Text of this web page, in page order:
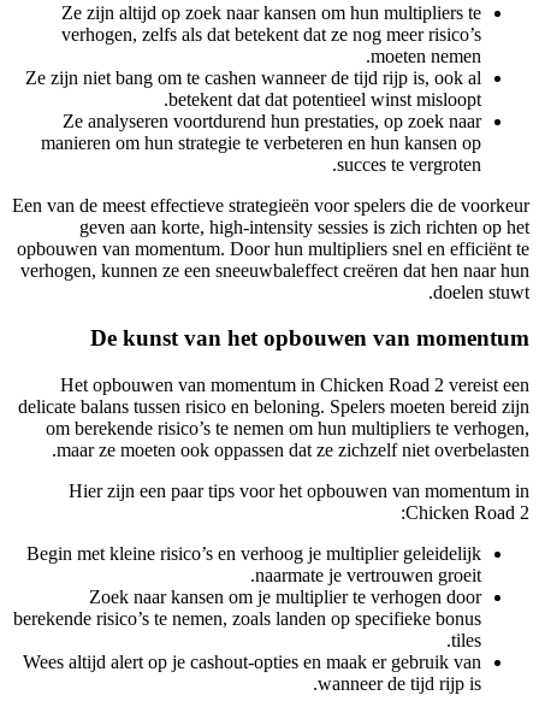
Ze zijn altijd op zoek naar kansen om hun multipliers te
verhogen, zelfs als dat betekent dat ze nog meer risico’s
moeten nemen.
Ze zijn niet bang om te cashen wanneer de tijd rijp is, ook al
betekent dat dat potentieel winst misloopt.
Ze analyseren voortdurend hun prestaties, op zoek naar
manieren om hun strategie te verbeteren en hun kansen op
succes te vergroten.
Een van de meest effectieve strategieën voor spelers die de voorkeur
geven aan korte, high-intensity sessies is zich richten op het
opbouwen van momentum. Door hun multipliers snel en efficiënt te
verhogen, kunnen ze een sneeuwbaleffect creëren dat hen naar hun
doelen stuwt.
De kunst van het opbouwen van momentum
Het opbouwen van momentum in Chicken Road 2 vereist een
delicate balans tussen risico en beloning. Spelers moeten bereid zijn
om berekende risico’s te nemen om hun multipliers te verhogen,
maar ze moeten ook oppassen dat ze zichzelf niet overbelasten.
Hier zijn een paar tips voor het opbouwen van momentum in
Chicken Road 2:
Begin met kleine risico’s en verhoog je multiplier geleidelijk
naarmate je vertrouwen groeit.
Zoek naar kansen om je multiplier te verhogen door
berekende risico’s te nemen, zoals landen op specifieke bonus
tiles.
Wees altijd alert op je cashout-opties en maak er gebruik van
wanneer de tijd rijp is.